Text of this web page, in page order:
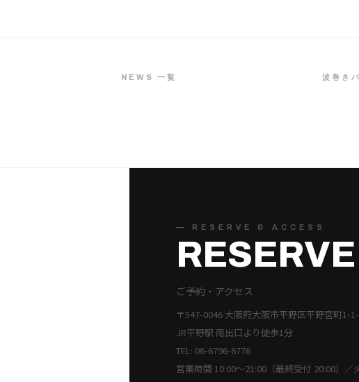
NEWS 一覧 波巻き
— RESERVE & ACCESS
RESERVE
ご予約・アクセス
〒547-0046 大阪府大阪市平野区平野宮町1-
JR平野駅 南出口より徒歩1分
TEL: 06-6796-6776
営業時間 10:00〜21:00（最終受付 20:00）／